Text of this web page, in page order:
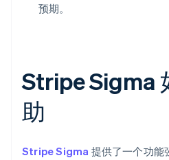
预期。
Stripe Sigma
助
Stripe Sigma 提供了一个功